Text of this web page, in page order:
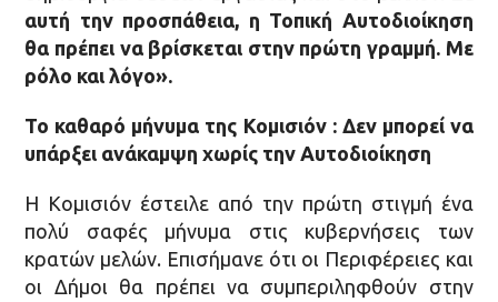
αυτή την προσπάθεια, η Τοπική Αυτοδιοίκηση
θα πρέπει να βρίσκεται στην πρώτη γραμμή. Με
ρόλο και λόγο».
Το καθαρό μήνυμα της Κομισιόν : Δεν μπορεί να
υπάρξει ανάκαμψη χωρίς την Αυτοδιοίκηση
Η Κομισιόν έστειλε από την πρώτη στιγμή ένα
πολύ σαφές μήνυμα στις κυβερνήσεις των
κρατών μελών. Επισήμανε ότι οι Περιφέρειες και
οι Δήμοι θα πρέπει να συμπεριληφθούν στην